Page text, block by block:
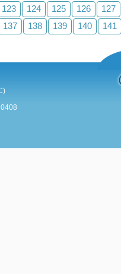
123 124 125 126
127
137 138 139 140 141